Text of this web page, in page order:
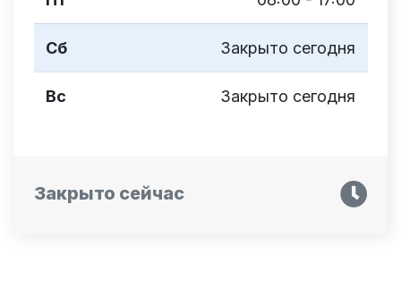
Сб Закрыто сегодня
Вс Закрыто сегодня
Закрыто сейчас